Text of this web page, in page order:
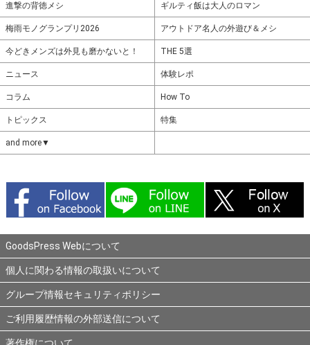
進撃の背徳メシ ギルティ飯は大人のロマン
梅雨モノグランプリ2026 アウトドア名人の外遊び＆メシ
今どきメンズは外見も磨かないと！ THE 5選
ニュース 体験レポ
コラム How To
トピックス 特集
and more▼
GoodsPress Webについて
個人に関わる情報の取扱いについて
グループ情報セキュリティポリシー
ご利用履歴情報の外部送信について
著作権について